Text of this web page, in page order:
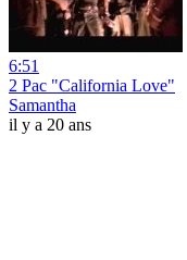
6:51
2 Pac "California Love"
Samantha
il y a 20 ans